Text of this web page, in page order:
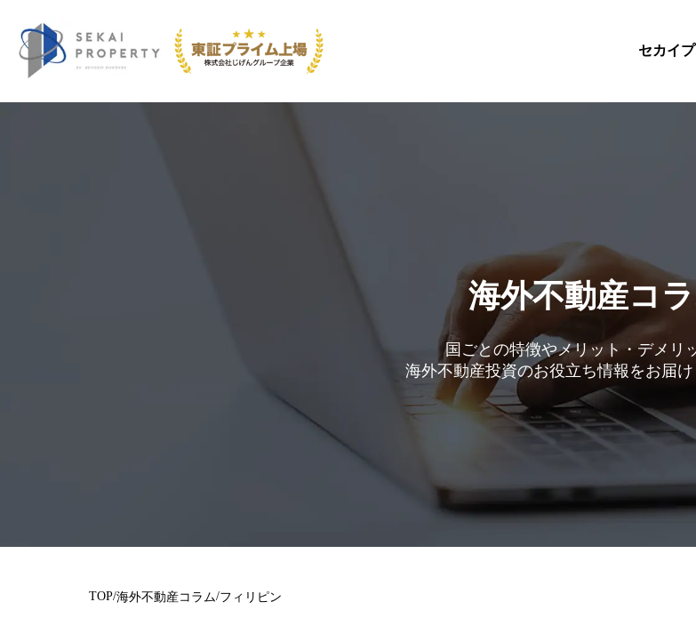
セカイ
海外不動産コ
国ごとの特徴やメリット・デメリ
海外不動産投資のお役立ち情報をお届け
TOP/海外不動産コラム/フィリピン